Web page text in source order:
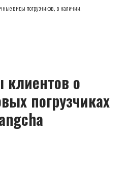
виды погрузчиков, в наличии.
о
погрузчиках